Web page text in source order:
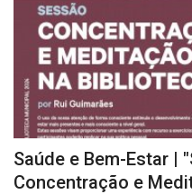
Saúde e Bem-Estar |
Concentração e